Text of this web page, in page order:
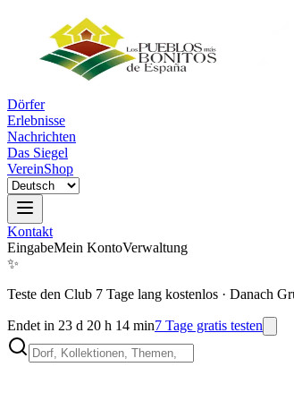
Dörfer
Erlebnisse
Nachrichten
Das Siegel
VereinShop
Kontakt
EingabeMein KontoVerwaltung
✨
Teste den Club 7 Tage lang kostenlos · Danach
Endet in 23 d 20 h 14 min7 Tage gratis testen